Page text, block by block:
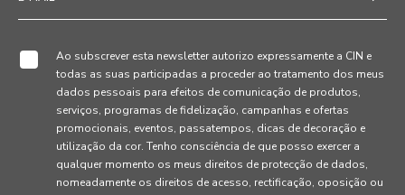
Ao subscrever esta newsletter autorizo expressamente a CIN e
todas as suas participadas a proceder ao tratamento dos meus
dados pessoais para efeitos de comunicação de produtos,
serviços, programas de fidelização, campanhas e ofertas
promocionais, eventos, passatempos, dicas de decoração e
utilização da cor. Tenho consciência de que posso exercer a
qualquer momento os meus direitos de protecção de dados,
nomeadamente os direitos de acesso, rectificação, oposição ou